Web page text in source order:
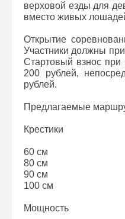
верховой езды для
вместо живых
Открытие
Участники должны
Стартовый взнос
200 рублей,
рублей.
Предлагаемые
Крестики
60 см
80 см
90 см
100 см
Мощность